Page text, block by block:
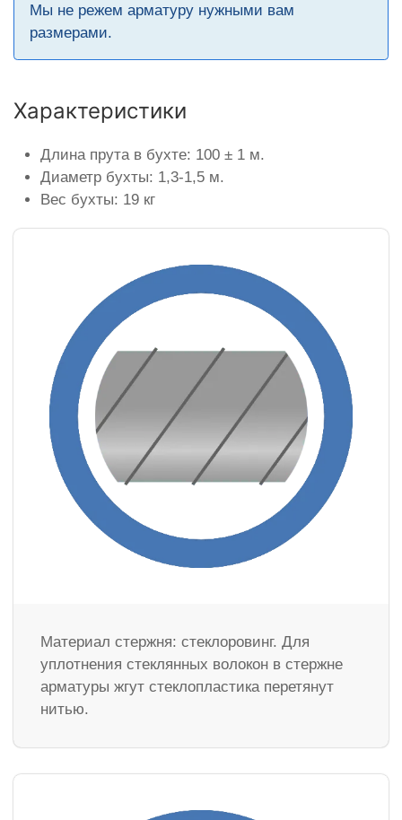
Мы не режем арматуру нужными вам
размерами.
Характеристики
Длина прута в бухте: 100 ± 1 м.
Диаметр бухты: 1,3-1,5 м.
Вес бухты: 19 кг
Материал стержня: стеклоровинг. Для
уплотнения стеклянных волокон в стержне
арматуры жгут стеклопластика перетянут
нитью.